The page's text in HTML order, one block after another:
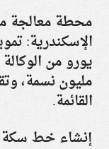
محطة معالجة
مليون نسمة،
القائمة.
إنشاء خط سكة